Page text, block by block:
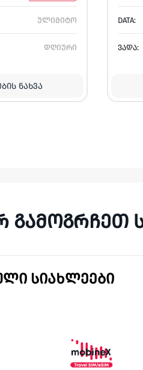
ულიმიტო
დღიური
ᲜᲐᲮᲕᲐ
DATA:
ᲕᲐᲓᲐ:
გამოგრჩეთ
ᲡᲘᲐᲮᲚᲔᲔᲑᲘ